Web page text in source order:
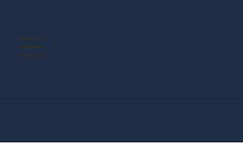
مقرًا جديدًا للفريق الأول